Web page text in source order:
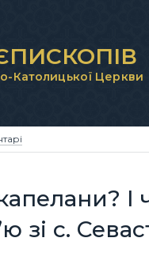
Католицької Церкви
зі с.